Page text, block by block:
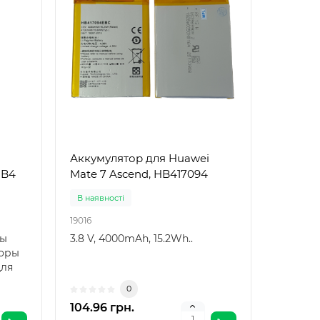
Аккумулятор для Huawei
Mate 7 Ascend, HB417094
В наявності
19016
3.8 V, 4000mAh, 15.2Wh..
0
104.96 грн.